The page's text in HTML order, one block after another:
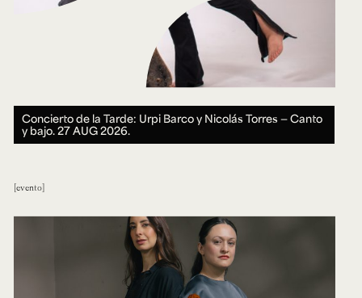
Concierto de la Tarde: Urpi Barco y Nicolás Torres — Canto
y bajo.27 AUG 2026.
evento